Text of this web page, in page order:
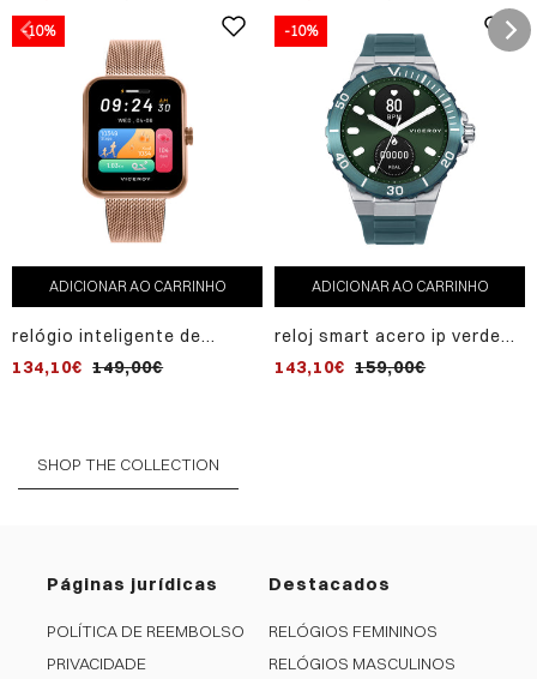
-10%
ADICIONAR AO CARRINHO
relógio inteligente de
milanesa ip dourado
134,10€ 149,00€
-10%
ADICIONAR AO CARRINHO
reloj smart acero ip verde
143,10€ 159,00€
SHOP THE COLLECTION
Páginas jurídicas
POLÍTICA DE REEMBOLSO
PRIVACIDADE
Destacados
RELÓGIOS FEMININOS
RELÓGIOS MASCULINOS